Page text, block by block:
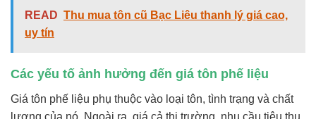
READ Thu mua tôn cũ Bạc Liêu thanh lý giá cao,
uy tín
Các yếu tố ảnh hưởng đến giá tôn phế liệu
Giá tôn phế liệu phụ thuộc vào loại tôn, tình trạng và chất
lượng của nó. Ngoài ra, giá cả thị trường, nhu cầu tiêu thụ